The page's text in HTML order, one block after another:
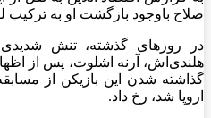
صلاح باوجود بازگشت او به ترکیب
در روزهای گذشته، تنش
هلندی‌اش، آرنه اشلوت، پس از
گذاشته شدن این بازیکن از
اروپا شد، رخ داد.